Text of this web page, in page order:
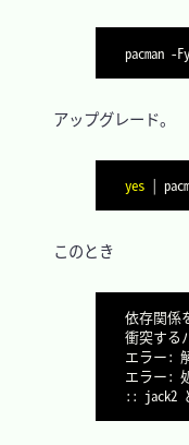
pacman -Fy
アップグレード。
yes |
このとき
依存関係
衝突する
エラー:
エラー: